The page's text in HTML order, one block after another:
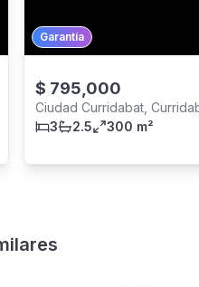
Garantía
$ 795,000
Ciudad Curridabat,
3
2.5 300 m²